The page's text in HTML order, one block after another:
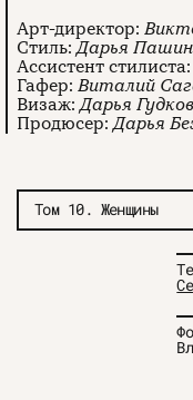
Том 10. Женщины
Арт-директор:
Стиль:Дарья
Ассистент стилиста:
Гафер: Виталий
Визаж:Дарья
Продюсер:Дарья
VK